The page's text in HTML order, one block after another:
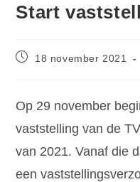
Start
18 november 2021
Op 29 november
vaststelling van de
van 2021. Vanaf die
een